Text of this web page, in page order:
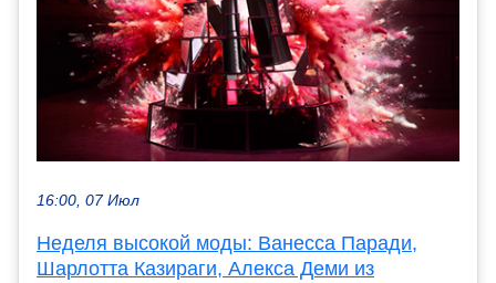
16:00, 07 Июл
Неделя высокой моды: Ванесса Паради,
Шарлотта Казираги, Алекса Деми из